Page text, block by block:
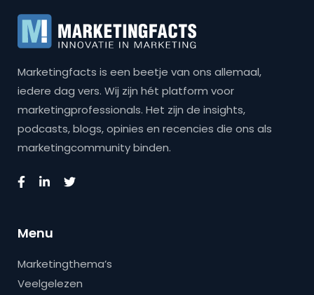
Marketingfacts is een beetje van ons allemaal,
iedere dag vers. Wij zijn hét platform voor
marketingprofessionals. Het zijn de insights,
podcasts, blogs, opinies en recencies die ons als
marketingcommunity binden.
Menu
Marketingthema’s
Veelgelezen